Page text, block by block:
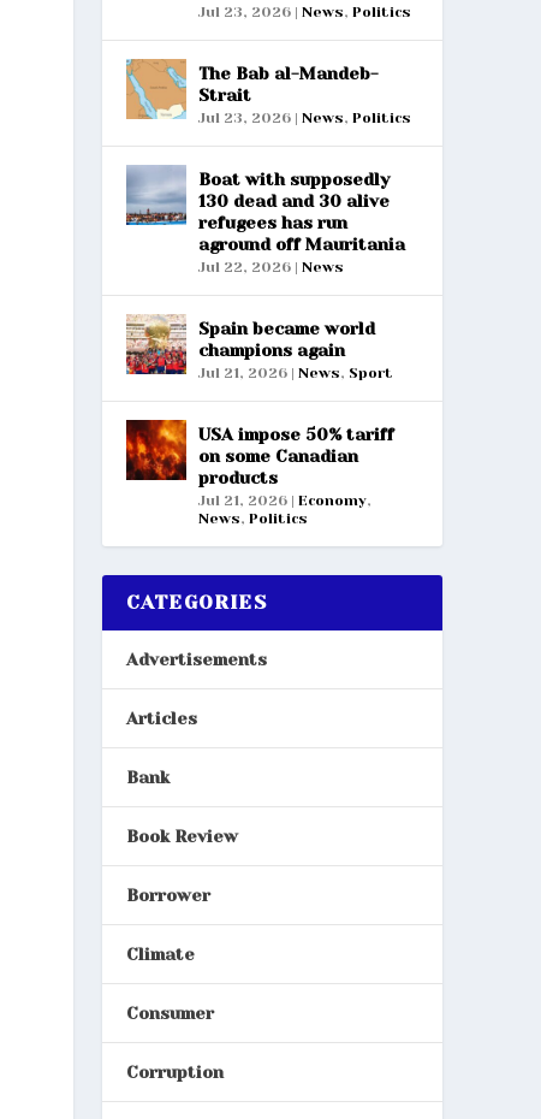
Jul 23, 2026| News, Politics
The Bab al-Mandeb-
Strait
Jul 23, 2026| News, Politics
Boat with supposedly
130 dead and 30 alive
refugees has run
aground off Mauritania
Jul 22, 2026| News
Spain became world
champions again
Jul 21, 2026| News, Sport
USA impose 50% tariff
on some Canadian
products
Jul 21, 2026| Economy,
News, Politics
CATEGORIES
Advertisements
Articles
Bank
Book Review
Borrower
Climate
Consumer
Corruption